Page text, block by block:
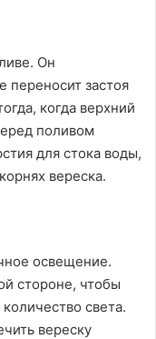
Он
переносит застоя
когда верхний
поливом
для стока воды,
вереска.
освещение.
стороне, чтобы
света.
вереску